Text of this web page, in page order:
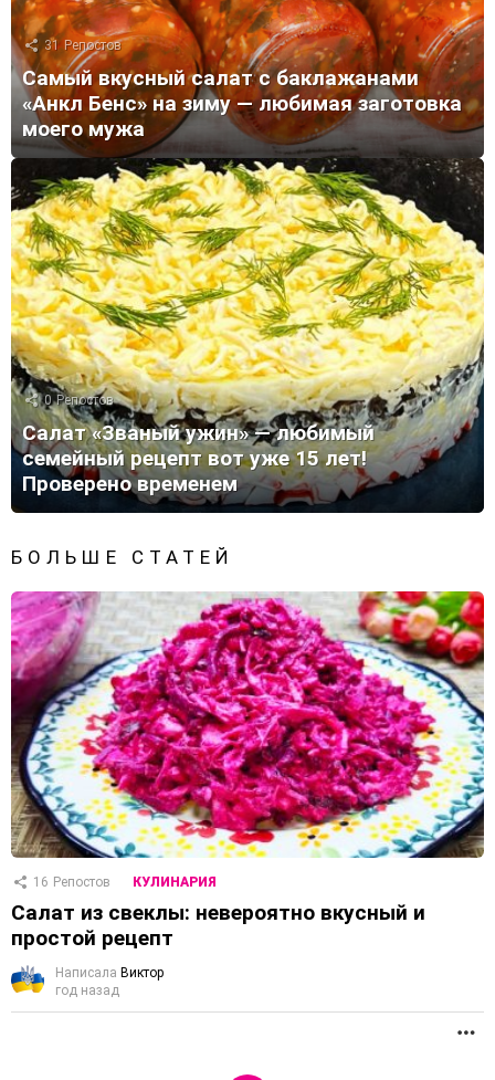
31 Репостов
Самый вкусный салат с баклажанами
«Анкл Бенс» на зиму — любимая заготовка
моего мужа
0 Репостов
Салат «Званый ужин» — любимый
семейный рецепт вот уже 15 лет!
Проверено временем
БОЛЬШЕ СТАТЕЙ
16 Репостов КУЛИНАРИЯ
Салат из свеклы: невероятно вкусный и
простой рецепт
Написала Виктор
год назад